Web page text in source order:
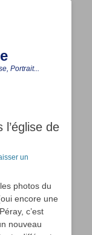
Portrait...
l’église de
un
photos du
encore une
c’est
nouveau